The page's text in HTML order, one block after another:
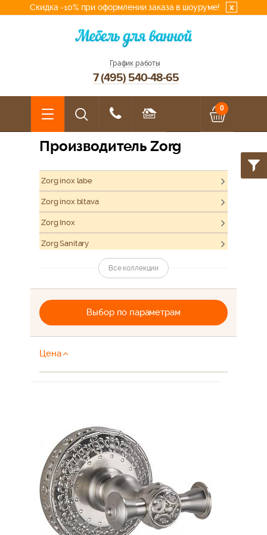
Скидка -10% при оформлении заказа в шоуруме! x
График работы
7 (495) 540-48-65
0
Производитель Zorg
Zorg inox labe
Zorg inox bltava
Zorg Inox
Zorg Sanitary
Zorg МУ
Zorg КВ
Zorg SZR
Zorg Steel Hammer
Zorg Antic
Zorg Kerox
Ремкомплекты для смесителей Zorg
Все коллекции
Выбор по параметрам
Цена